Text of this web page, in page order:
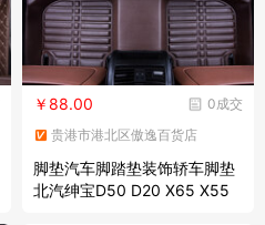
0成交
￥88.00
贵港市港北区傲逸百货店
脚垫汽车脚踏垫装饰轿车脚垫
北汽绅宝D50 D20 X65 X55